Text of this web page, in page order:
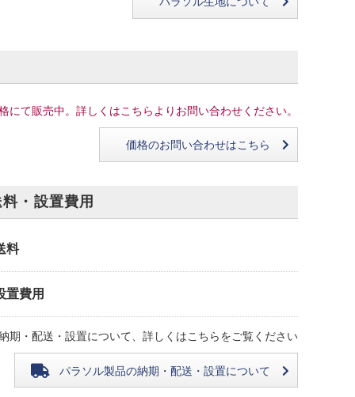
て販売中。詳しくはこちらよりお問い合わせください。
価格のお問い合わせはこちら
料・設置費用
料
置費用
期・配送・設置について、詳しくはこちらをご覧ください
パラソル製品の納期・配送・設置について